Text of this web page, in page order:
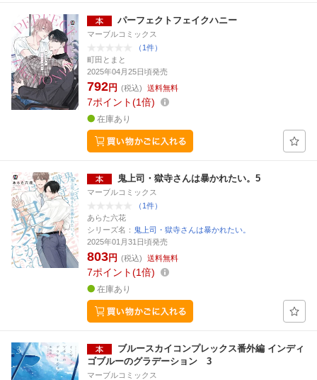
パーフェクトフェイクハニー
マーブルコミックス
（1件）
町田とまと
2025年04月25日頃発売
792円 (税込) 送料無料
7ポイント 1倍
在庫あり
鬼上司・獄寺さんは暴かれたい。5
マーブルコミックス
（1件）
あらた六花
シリーズ名： 鬼上司・獄寺さんは暴かれたい。
2025年01月31日頃発売
803円 (税込) 送料無料
7ポイント 1倍
在庫あり
ブルースカイコンプレックス番外編 インディ
ゴブルーのグラデーション 3
マーブルコミックス